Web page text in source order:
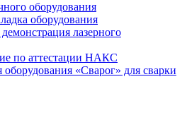
оборудования
оборудования
лазерного
по аттестации НАКС
«Сварог» для сварки